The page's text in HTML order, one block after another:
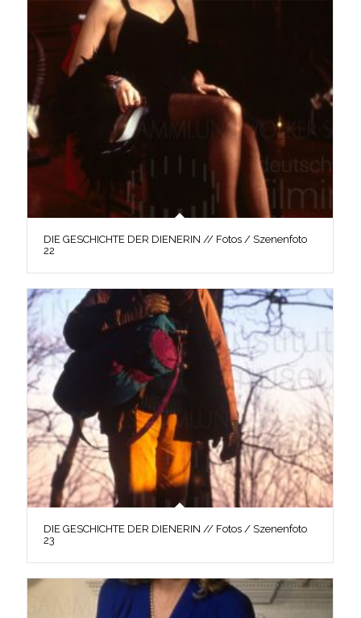
DIE GESCHICHTE DER DIENERIN // Fotos / Szenenfoto
22
DIE GESCHICHTE DER DIENERIN // Fotos / Szenenfoto
23